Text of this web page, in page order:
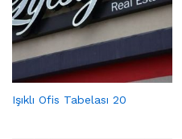
Işıklı Ofis Tabelası 20